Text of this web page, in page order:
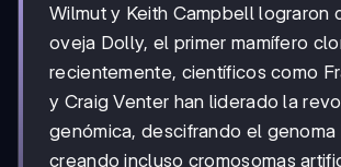
Wilmut y Keith Campbell lograron
oveja Dolly, el primer mamífero
recientemente, científicos como
y Craig Venter han liderado la
genómica, descifrando el genoma
creando incluso cromosomas